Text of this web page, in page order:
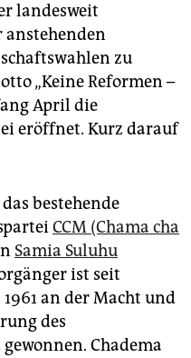
landesweit
zu
„Keine Reformen –
April die
eröffnet. Kurz darauf
bestehende
CCM (Chama cha
Samia Suluhu
ist seit
an der Macht und
des
Chadema